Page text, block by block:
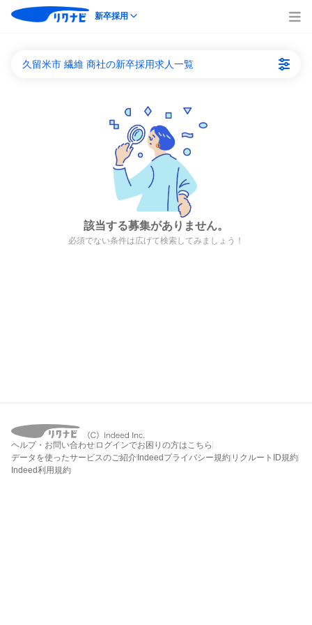
新卒採用
久留米市 繊維 商社の新卒採用求人一覧
該当する募集がありません。
必須でない条件は広げて検索してみましょう！
ヘルプ・お問い合わせ ログインでお困りの方はこちら
データを使ったサービスのご紹介 Indeedプライバシー規約 リクルートID規約
Indeed利用規約